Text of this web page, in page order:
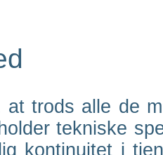
at trods alle de
tekniske
kontinuitet i